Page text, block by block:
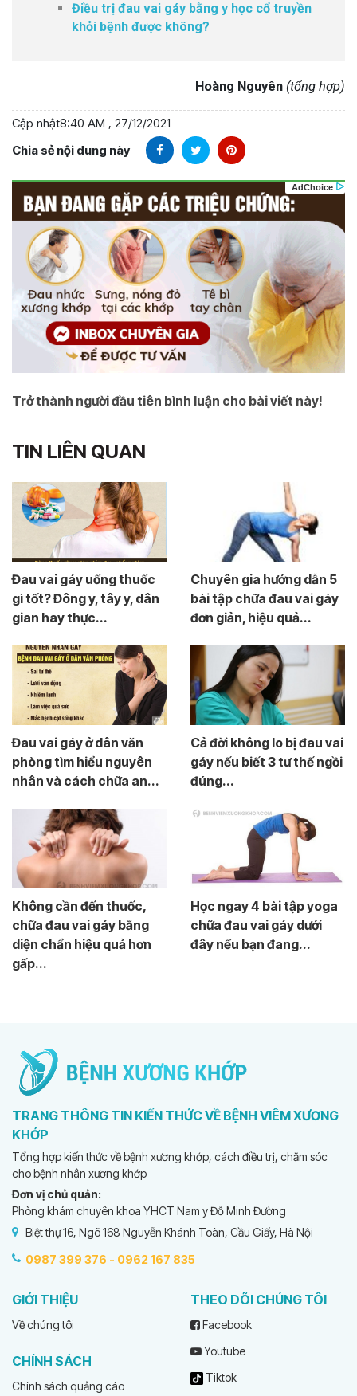
Điều trị đau vai gáy bằng y học cổ truyền
khỏi bệnh được không?
Hoàng Nguyên (tổng hợp)
Cập nhật8:40 AM , 27/12/2021
Chia sẻ nội dung này
Trở thành người đầu tiên bình luận cho bài viết này!
TIN LIÊN QUAN
Đau vai gáy uống thuốc
gì tốt? Đông y, tây y, dân
gian hay thực...
Chuyên gia hướng dẫn 5
bài tập chữa đau vai gáy
đơn giản, hiệu quả...
Đau vai gáy ở dân văn
phòng tìm hiểu nguyên
nhân và cách chữa an...
Cả đời không lo bị đau vai
gáy nếu biết 3 tư thế ngồi
đúng...
Không cần đến thuốc,
chữa đau vai gáy bằng
diện chẩn hiệu quả hơn
gấp...
Học ngay 4 bài tập yoga
chữa đau vai gáy dưới
đây nếu bạn đang...
TRANG THÔNG TIN KIẾN THỨC VỀ BỆNH VIÊM XƯƠNG
KHỚP
Tổng hợp kiến thức về bệnh xương khớp, cách điều trị, chăm sóc
cho bệnh nhân xương khớp
Đơn vị chủ quản:
Phòng khám chuyên khoa YHCT Nam y Đỗ Minh Đường
Biệt thự 16, Ngõ 168 Nguyễn Khánh Toàn, Cầu Giấy, Hà Nội
0987 399 376 - 0962 167 835
GIỚI THIỆU
Về chúng tôi
CHÍNH SÁCH
Chính sách quảng cáo
THEO DÕI CHÚNG TÔI
Facebook
Youtube
Tiktok